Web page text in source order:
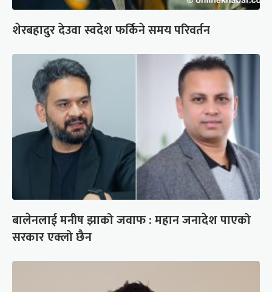
शेरबहादुर देउवा स्वदेश फर्किने समय परिवर्तन
बालेनलाई मनीष झाको जवाफ : महान जनादेश पाएको
सरकार एक्लो छैन